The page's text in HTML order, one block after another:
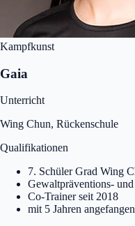
Kampfkunst
Gaia
Unterricht
Wing Chun, Rückenschule
Qualifikationen
7. Schüler Grad Wing
Gewaltpräventions-
Co-Trainer seit 2018
mit 5 Jahren